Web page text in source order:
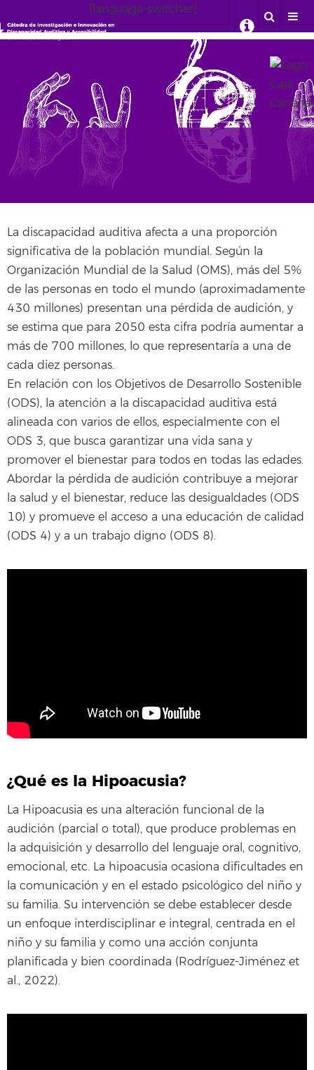
[language-switcher]
La Cátedra
La discapacidad auditiva afecta a una proporción
significativa de la población mundial. Según la
Organización Mundial de la Salud (OMS), más del 5%
de las personas en todo el mundo (aproximadamente
430 millones) presentan una pérdida de audición, y
se estima que para 2050 esta cifra podría aumentar a
más de 700 millones, lo que representaría a una de
cada diez personas.
En relación con los Objetivos de Desarrollo Sostenible
(ODS), la atención a la discapacidad auditiva está
alineada con varios de ellos, especialmente con el
ODS 3, que busca garantizar una vida sana y
promover el bienestar para todos en todas las edades.
Abordar la pérdida de audición contribuye a mejorar
la salud y el bienestar, reduce las desigualdades (ODS
10) y promueve el acceso a una educación de calidad
(ODS 4) y a un trabajo digno (ODS 8).
¿Qué es la Hipoacusia?
La Hipoacusia es una alteración funcional de la
audición (parcial o total), que produce problemas en
la adquisición y desarrollo del lenguaje oral, cognitivo,
emocional, etc. La hipoacusia ocasiona dificultades en
la comunicación y en el estado psicológico del niño y
su familia. Su intervención se debe establecer desde
un enfoque interdisciplinar e integral, centrada en el
niño y su familia y como una acción conjunta
planificada y bien coordinada (Rodríguez-Jiménez et
al., 2022).